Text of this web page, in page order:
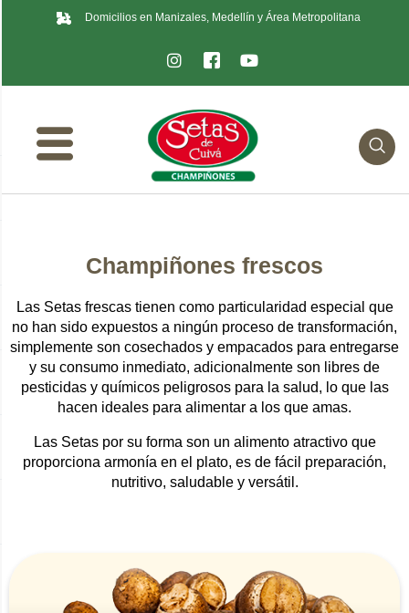
Domicilios en Manizales, Medellín y Área Metropolitana
Champiñones frescos
Las Setas frescas tienen como particularidad especial que
no han sido expuestos a ningún proceso de transformación,
simplemente son cosechados y empacados para entregarse
y su consumo inmediato, adicionalmente son libres de
pesticidas y químicos peligrosos para la salud, lo que las
hacen ideales para alimentar a los que amas.
Las Setas por su forma son un alimento atractivo que
proporciona armonía en el plato, es de fácil preparación,
nutritivo, saludable y versátil.